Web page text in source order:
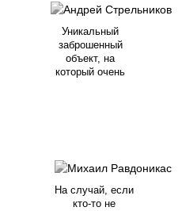
Уникальный
заброшенный
объект, на
который очень
На случай, если
кто-то не